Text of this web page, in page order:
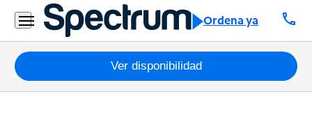
Ordena ya call
Residencial
Business
Paquetes
Internet
Ver disponibilidad